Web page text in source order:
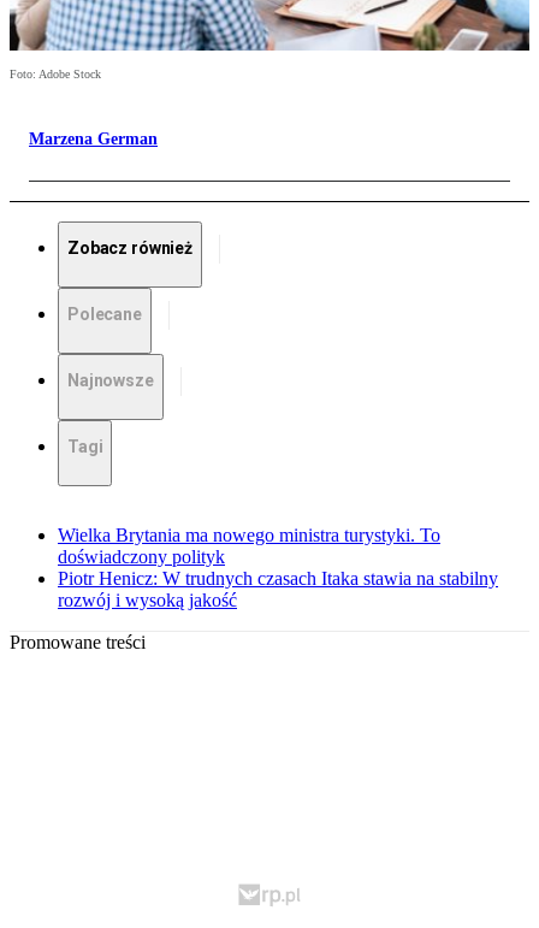
Foto: Adobe Stock
Marzena German
Zobacz również
Polecane
Najnowsze
Tagi
Wielka Brytania ma nowego ministra turystyki. To
doświadczony polityk
Piotr Henicz: W trudnych czasach Itaka stawia na stabilny
rozwój i wysoką jakość
Promowane treści